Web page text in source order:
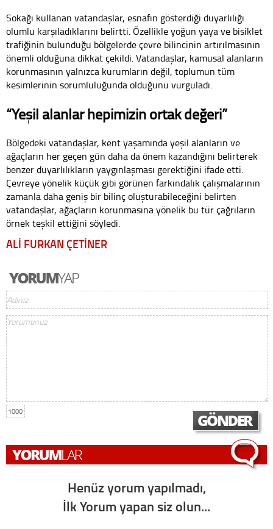
Sokağı kullanan vatandaşlar, esnafın gösterdiği duyarlılığı
olumlu karşıladıklarını belirtti. Özellikle yoğun yaya ve bisiklet
trafiğinin bulunduğu bölgelerde çevre bilincinin artırılmasının
önemli olduğuna dikkat çekildi. Vatandaşlar, kamusal alanların
korunmasının yalnızca kurumların değil, toplumun tüm
kesimlerinin sorumluluğunda olduğunu vurguladı.
“Yeşil alanlar hepimizin ortak değeri”
Bölgedeki vatandaşlar, kent yaşamında yeşil alanların ve
ağaçların her geçen gün daha da önem kazandığını belirterek
benzer duyarlılıkların yaygınlaşması gerektiğini ifade etti.
Çevreye yönelik küçük gibi görünen farkındalık çalışmalarının
zamanla daha geniş bir bilinç oluşturabileceğini belirten
vatandaşlar, ağaçların korunmasına yönelik bu tür çağrıların
örnek teşkil ettiğini söyledi.
ALİ FURKAN ÇETİNER
1000
Henüz yorum yapılmadı,
İlk Yorum yapan siz olun...